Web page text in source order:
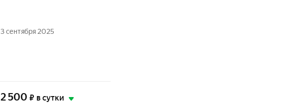
3 сентября 2025
2 500 ₽ в сутки